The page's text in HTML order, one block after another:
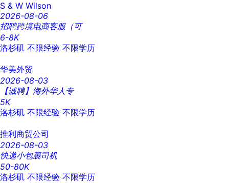
S & W Wilson
2026-08-06
招聘跨境电商客服（可
6-8K
洛杉矶 不限经验 不限学历
华美外贸
2026-08-03
【诚聘】海外华人专
5K
洛杉矶 不限经验 不限学历
推利商贸公司
2026-08-03
快递小包裹司机
50-80K
洛杉矶 不限经验 不限学历